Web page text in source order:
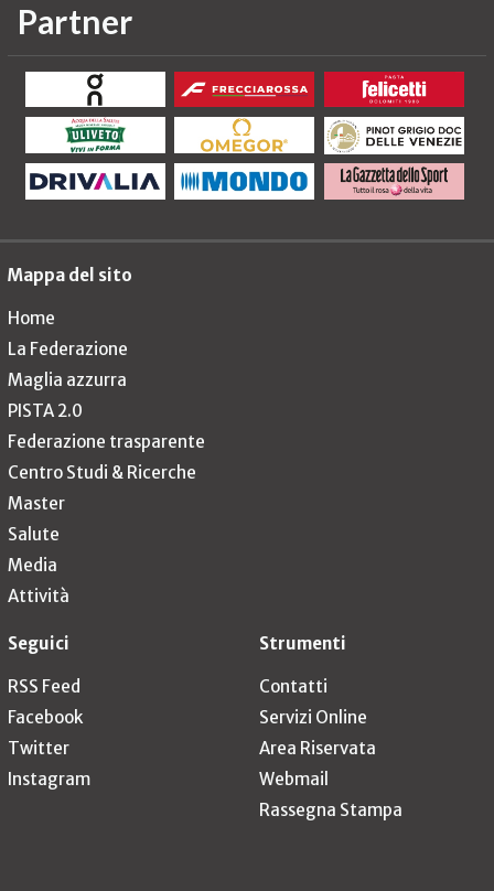
Partner
Mappa del sito
Home
La Federazione
Maglia azzurra
PISTA 2.0
Federazione trasparente
Centro Studi & Ricerche
Master
Salute
Media
Attività
Seguici
RSS Feed
Facebook
Twitter
Instagram
Strumenti
Contatti
Servizi Online
Area Riservata
Webmail
Rassegna Stampa